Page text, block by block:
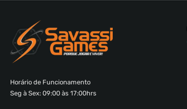
Horário de Funcionamento
Seg à Sex: 09:00 às 17:00hrs